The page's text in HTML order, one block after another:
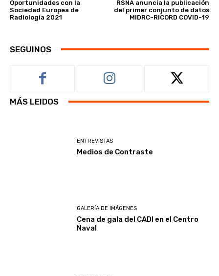
Oportunidades con la
Sociedad Europea de
Radiología 2021
RSNA anuncia la publicación
del primer conjunto de datos
MIDRC-RICORD COVID-19
SEGUINOS
MÁS LEIDOS
ENTREVISTAS
Medios de Contraste
GALERÍA DE IMÁGENES
Cena de gala del CADI en el Centro
Naval